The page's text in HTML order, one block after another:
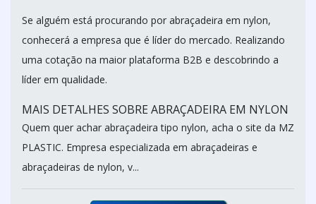
Se alguém está procurando por abraçadeira em nylon,
conhecerá a empresa que é líder do mercado. Realizando
uma cotação na maior plataforma B2B e descobrindo a
líder em qualidade.
MAIS DETALHES SOBRE ABRAÇADEIRA EM NYLON
Quem quer achar abraçadeira tipo nylon, acha o site da MZ
PLASTIC. Empresa especializada em abraçadeiras e
abraçadeiras de nylon, v...